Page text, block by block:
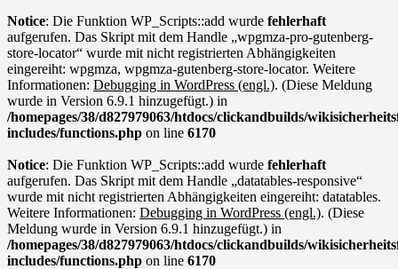
Notice: Die Funktion WP_Scripts::add wurde fehlerhaft
aufgerufen. Das Skript mit dem Handle „wpgmza-pro-gutenberg-
store-locator“ wurde mit nicht registrierten Abhängigkeiten
eingereiht: wpgmza, wpgmza-gutenberg-store-locator. Weitere
Informationen: Debugging in WordPress (engl.). (Diese Meldung
wurde in Version 6.9.1 hinzugefügt.) in
/homepages/38/d827979063/htdocs/clickandbuilds/
includes/functions.php on line 6170
Notice: Die Funktion WP_Scripts::add wurde fehlerhaft
aufgerufen. Das Skript mit dem Handle „datatables-responsive“
wurde mit nicht registrierten Abhängigkeiten eingereiht: datatables.
Weitere Informationen: Debugging in WordPress (engl.). (Diese
Meldung wurde in Version 6.9.1 hinzugefügt.) in
/homepages/38/d827979063/htdocs/clickandbuilds/
includes/functions.php on line 6170